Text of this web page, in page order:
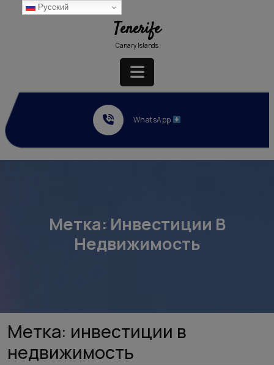
Перейти
Tenerife
Canary Islands
Кнопка
Открыть
WhatsApp
Метка: Инвестиции В
Недвижимость
Метка: инвестиции в
недвижимость
Русский